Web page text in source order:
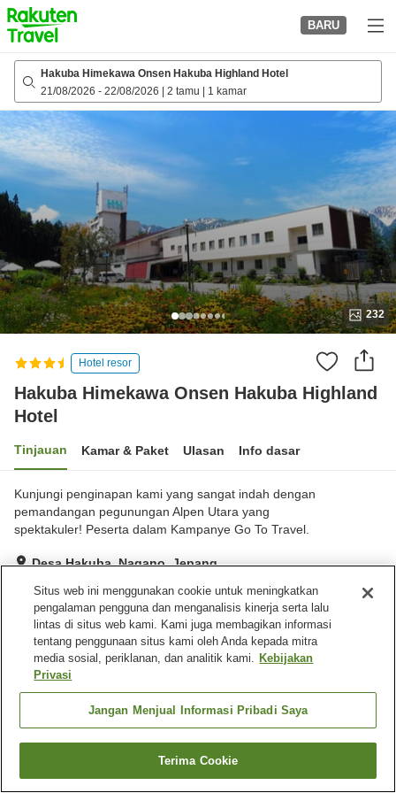
to
top
page
BARU
Hakuba Himekawa Onsen Hakuba Highland Hotel
21/08/2026 - 22/08/2026 2 tamu 1 kamar
232
Hotel resor
Hakuba Himekawa Onsen Hakuba Highland
Hotel
Tinjauan Kamar & Paket Ulasan Info dasar
Kunjungi penginapan kami yang sangat indah dengan
pemandangan pegunungan Alpen Utara yang
spektakuler! Peserta dalam Kampanye Go To Travel.
Desa Hakuba, Nagano, Jepang
Hebat Ulasan:543
Fasilitas properti
Spa / Salon kecantikan
Restoran
Hakuba Himekawa Onsen Hakuba Highland Hotel
Cari kamar
Situs web ini menggunakan cookie untuk meningkatkan
pengalaman pengguna dan menganalisis kinerja serta lalu
lintas di situs web kami. Kami juga membagikan informasi
tentang penggunaan situs kami oleh Anda kepada mitra
media sosial, periklanan, dan analitik kami. Kebijakan
Privasi
Jangan Menjual Informasi Pribadi Saya
Terima Cookie